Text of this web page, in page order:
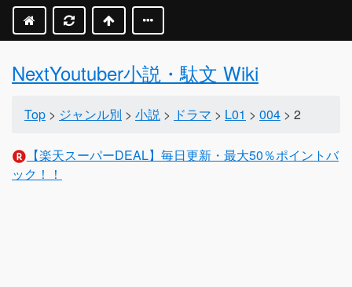
NextYoutuber小説・駄文 Wiki
Top > ジャンル別 > 小説 > ドラマ > L01 > 004 > 2
【楽天スーパーDEAL】毎日更新・最大50％ポイントバ
ック！！